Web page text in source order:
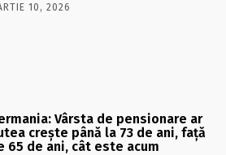
10, 2026
Vârsta de pensionare ar
crește până la 73 de ani, față
65 de ani, cât este acum